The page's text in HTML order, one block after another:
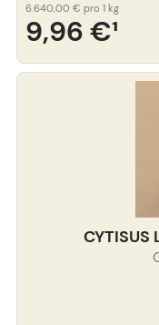
9,96 €¹
6.640,00 € pro 1 kg
CYTISUS